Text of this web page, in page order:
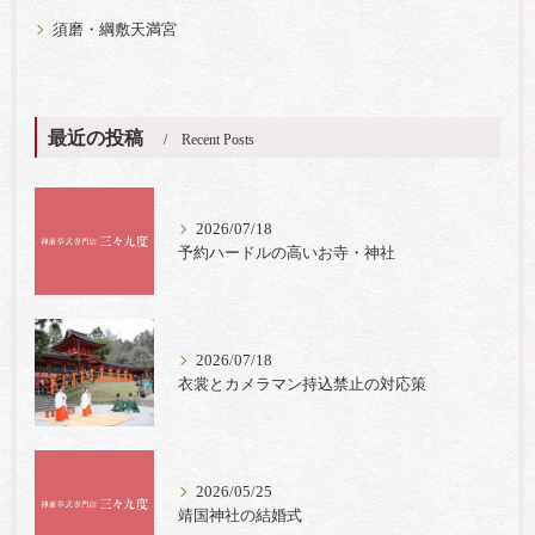
須磨・綱敷天満宮
最近の投稿 Recent Posts
2026/07/18
予約ハードルの高いお寺・神社
2026/07/18
衣裳とカメラマン持込禁止の対応策
2026/05/25
靖国神社の結婚式